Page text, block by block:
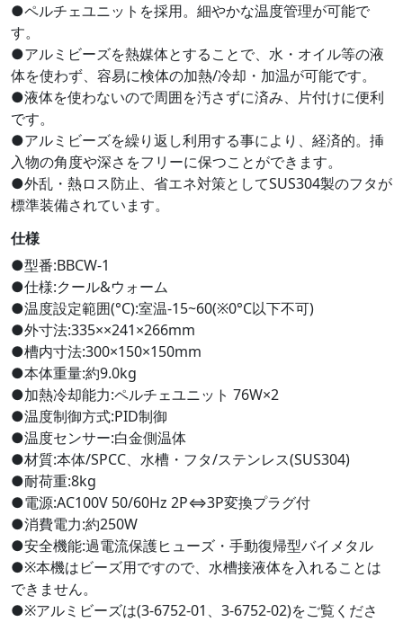
●ペルチェユニットを採用。細やかな温度管理が可能で
す。
●アルミビーズを熱媒体とすることで、水・オイル等の液
体を使わず、容易に検体の加熱/冷却・加温が可能です。
●液体を使わないので周囲を汚さずに済み、片付けに便利
です。
●アルミビーズを繰り返し利用する事により、経済的。挿
入物の角度や深さをフリーに保つことができます。
●外乱・熱ロス防止、省エネ対策としてSUS304製のフタが
標準装備されています。
仕様
●型番:BBCW-1
●仕様:クール&ウォーム
●温度設定範囲(°C):室温-15~60(※0°C以下不可)
●外寸法:335××241×266mm
●槽内寸法:300×150×150mm
●本体重量:約9.0kg
●加熱冷却能力:ペルチェユニット 76W×2
●温度制御方式:PID制御
●温度センサー:白金側温体
●材質:本体/SPCC、水槽・フタ/ステンレス(SUS304)
●耐荷重:8kg
●電源:AC100V 50/60Hz 2P⇔3P変換プラグ付
●消費電力:約250W
●安全機能:過電流保護ヒューズ・手動復帰型バイメタル
●※本機はビーズ用ですので、水槽接液体を入れることは
できません。
●※アルミビーズは(3-6752-01、3-6752-02)をご覧くださ